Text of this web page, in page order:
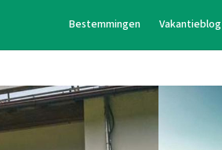
Bestemmingen Vakantieblog